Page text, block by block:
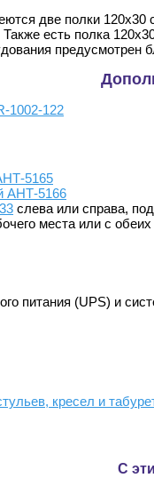
две полки
есть полка
1002-122
5165
АНТ-5166
слева или справа,
места или с
питания (UPS) и
кресел и
С